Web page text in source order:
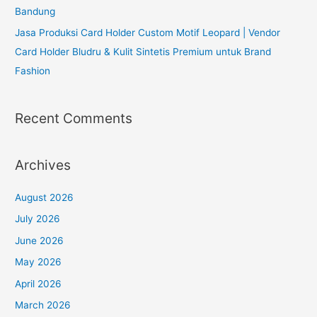
Bandung
Jasa Produksi Card Holder Custom Motif Leopard | Vendor
Card Holder Bludru & Kulit Sintetis Premium untuk Brand
Fashion
Recent Comments
Archives
August 2026
July 2026
June 2026
May 2026
April 2026
March 2026